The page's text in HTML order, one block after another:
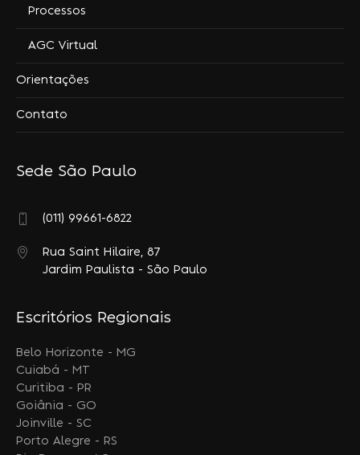
Processos
AGC Virtual
Orientações
Contato
Sede São Paulo
(011) 99661-6822
Rua Saint Hilaire, 87
Jardim Paulista - São Paulo
Escritórios Regionais
Belo Horizonte - MG
Cuiabá - MT
Curitiba - PR
Goiânia - GO
Joinville - SC
Porto Alegre - RS